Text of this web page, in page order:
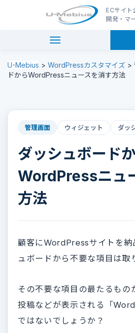
ECサイト
開発・マ
navigation
U-Mebius > WordPressカスタマイズ >
ドからWordPressニュースを消す方法
管理画面 ウィジェット ダッ
ダッシュボード
WordPressニュ
方法
顧客にWordPressサイトを納
ュボードから不要な項目は取
その不要な項目の最たるもの
投稿などが表示される「
ではないでしょうか？